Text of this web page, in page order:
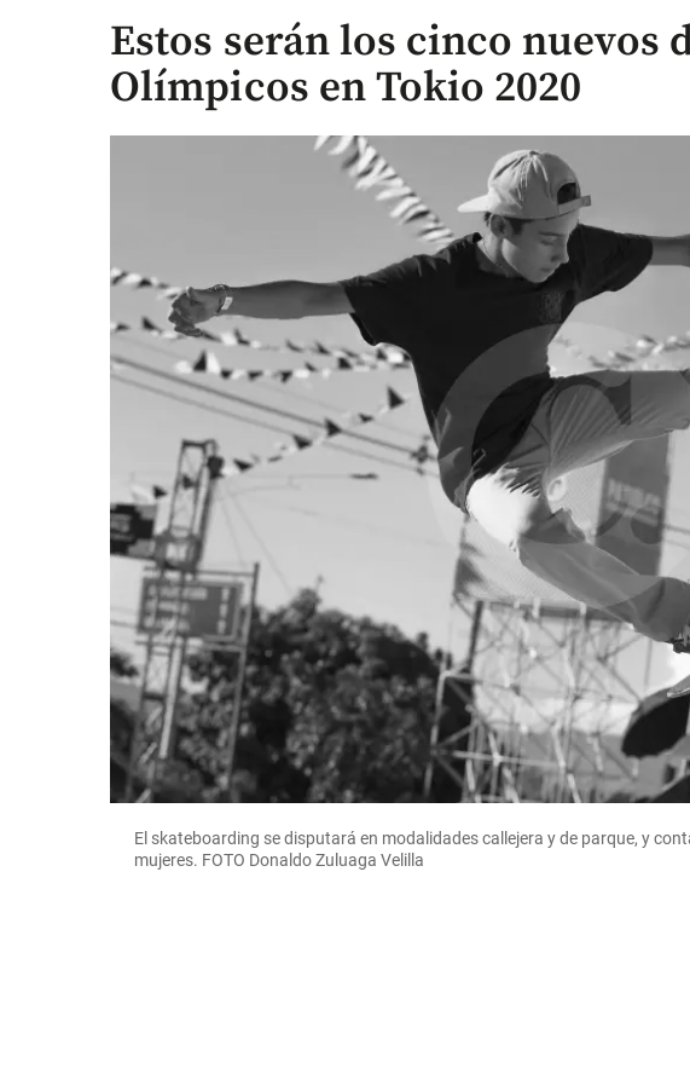
Estos serán los cinco nuevos
Olímpicos en Tokio 2020
El skateboarding se disputará en modalidades callejera y de parque, y
mujeres. FOTO Donaldo Zuluaga Velilla